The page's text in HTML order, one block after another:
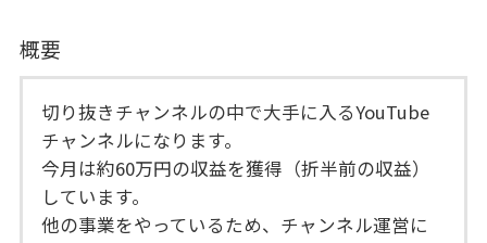
概要
切り抜きチャンネルの中で大手に入るYouTube
チャンネルになります。
今月は約60万円の収益を獲得（折半前の収益）
しています。
他の事業をやっているため、チャンネル運営に